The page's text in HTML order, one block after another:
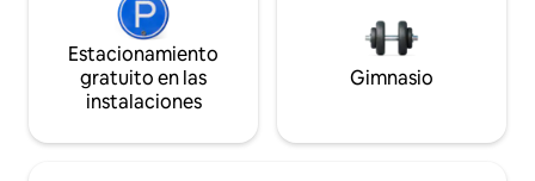
Estacionamiento
gratuito en las
instalaciones
Gimnasio